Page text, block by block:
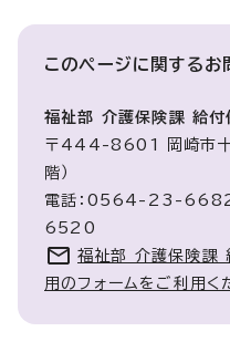
このページに関するお
福祉部 介護保険課 給付
〒444-8601 岡崎市十
階）
電話：0564-23-
6520
福祉部 介護保険課
用のフォームをご利用く